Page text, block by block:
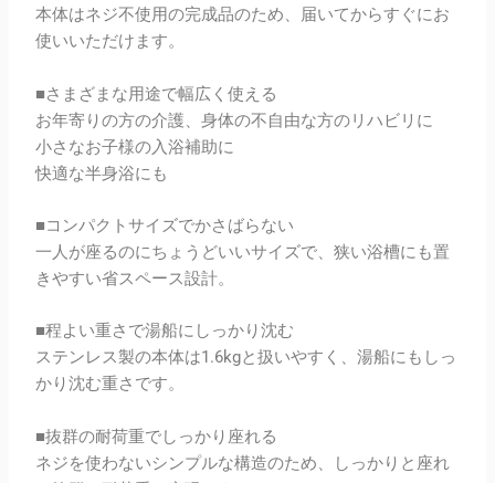
本体はネジ不使用の完成品のため、届いてからすぐにお
使いいただけます。
■さまざまな用途で幅広く使える
お年寄りの方の介護、身体の不自由な方のリハビリに
小さなお子様の入浴補助に
快適な半身浴にも
■コンパクトサイズでかさばらない
一人が座るのにちょうどいいサイズで、狭い浴槽にも置
きやすい省スペース設計。
■程よい重さで湯船にしっかり沈む
ステンレス製の本体は1.6kgと扱いやすく、湯船にもしっ
かり沈む重さです。
■抜群の耐荷重でしっかり座れる
ネジを使わないシンプルな構造のため、しっかりと座れ